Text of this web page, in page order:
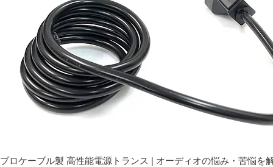
プロケーブル製 高性能電源トランス | オーディオの悩み・苦悩を